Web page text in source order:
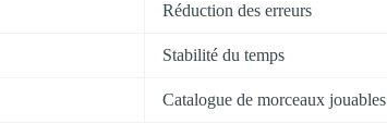
Réduction des erreurs
Stabilité du temps
Catalogue de morceaux jouables